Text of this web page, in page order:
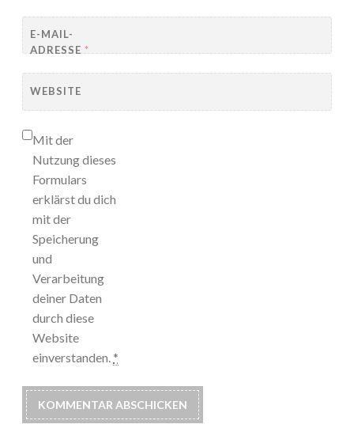
E-MAIL-
ADRESSE *
WEBSITE
Mit der
Nutzung dieses
Formulars
erklärst du dich
mit der
Speicherung
und
Verarbeitung
deiner Daten
durch diese
Website
einverstanden. *